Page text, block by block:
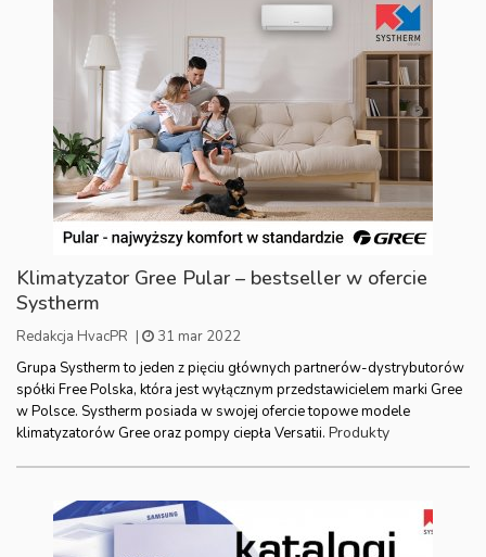
Klimatyzator Gree Pular – bestseller w ofercie
Systherm
Redakcja HvacPR |
31 mar 2022
Grupa Systherm to jeden z pięciu głównych partnerów-dystrybutorów
spółki Free Polska, która jest wyłącznym przedstawicielem marki Gree
w Polsce. Systherm posiada w swojej ofercie topowe modele
klimatyzatorów Gree oraz pompy ciepła Versatii. Produkty